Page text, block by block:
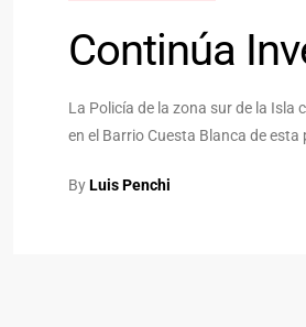
Continúa
La Policía de la zona sur de la
en el Barrio Cuesta Blanca de
ByLuis Penchi